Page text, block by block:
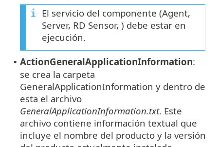
El servicio del componente (Agent,
Server, RD Sensor, ) debe estar en
ejecución.
• ActionGeneralApplicationInformation:
se crea la carpeta
GeneralApplicationInformation y dentro de
esta el archivo
GeneralApplicationInformation.txt. Este
archivo contiene información textual que
incluye el nombre del producto y la versión